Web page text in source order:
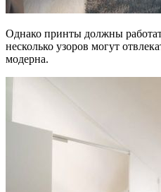
Однако принты должны
несколько узоров могут
модерна.